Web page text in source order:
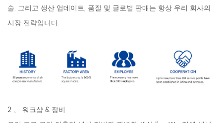
술. 그리고 생산 업데이트, 품질 및 글로벌 판매는 항상 우리 회사의
시장 전략입니다.
2 、 워크샵 & 장비